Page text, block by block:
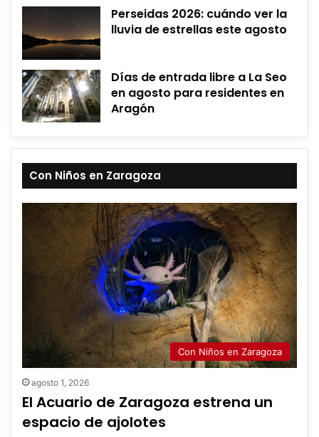
Perseidas 2026: cuándo ver la
lluvia de estrellas este agosto
Días de entrada libre a La Seo
en agosto para residentes en
Aragón
Con Niños en Zaragoza
Con Niños en Zaragoza
agosto 1, 2026
El Acuario de Zaragoza estrena un
espacio de ajolotes